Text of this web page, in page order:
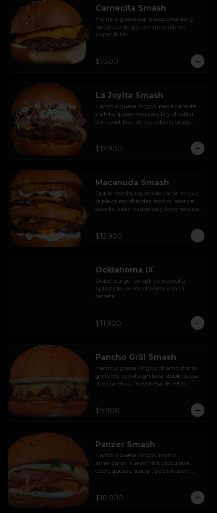
Carnecita Smash
Hamburguesa con queso cheddar y
lactonesa de ajo acompañada de
papas fritas.
$7.500
La Joyita Smash
Hamburguesa Angus, papa camote
en hilo, queso mozzarella y cheddar
con roast beef de res, cebolla crispy,
$12.900
Macanuda Smash
Doble hamburguesa de carne Angus,
triple queso cheddar, tocino, aros de
cebolla, salsa barbecue y lactonesa de
$12.900
Ocklahoma IX
Doble burger smash con cebolla
aplastada, queso cheddar y salsa
secreta
$11.900
Pancho Grill Smash
Hamburguesa Angus, champiñones
grillados, cebolla grillada, doble queso
mozzarella y mayonesa de zetas.
$9.900
Panzer Smash
Hamburguesa Angus, tocino
americano, huevo frito, ciboulette ,
doble queso cheddar, pepinillos en
$10.900